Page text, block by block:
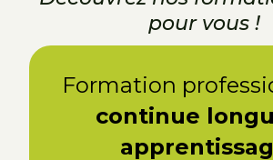
pour vous !
Formation
continue